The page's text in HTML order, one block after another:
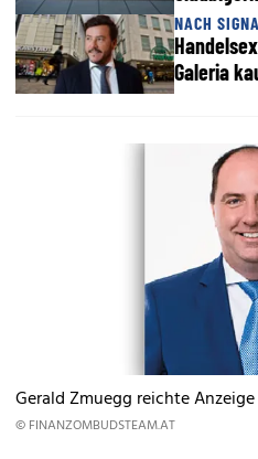
NACH
Galeria
Gerald Zmuegg reichte
© FINANZOMBUDSTEAM.AT